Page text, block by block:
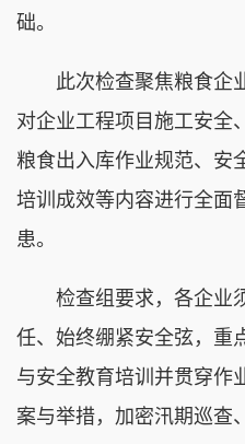
础。
此次检查聚焦粮食企
对企业工程项目施工安全
粮食出入库作业规范、安
培训成效等内容进行全面
患。
检查组要求，各企业
任、始终绷紧安全弦，重
与安全教育培训并贯穿作
案与举措，加密汛期巡查